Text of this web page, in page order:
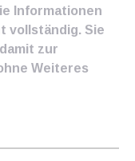
Informationen
vollständig. Sie
zur
Weiteres